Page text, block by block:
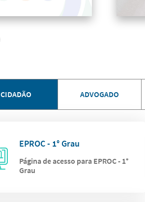
CIDADÃO ADVOGADO
EPROC - 1° Grau
Página de acesso para EPROC - 1°
Grau